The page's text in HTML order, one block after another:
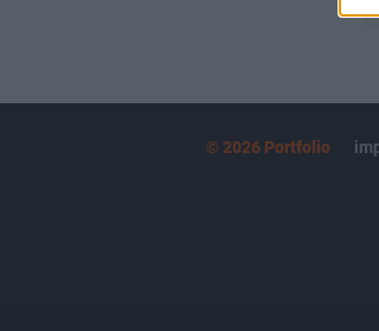
© 2026 Portfolio